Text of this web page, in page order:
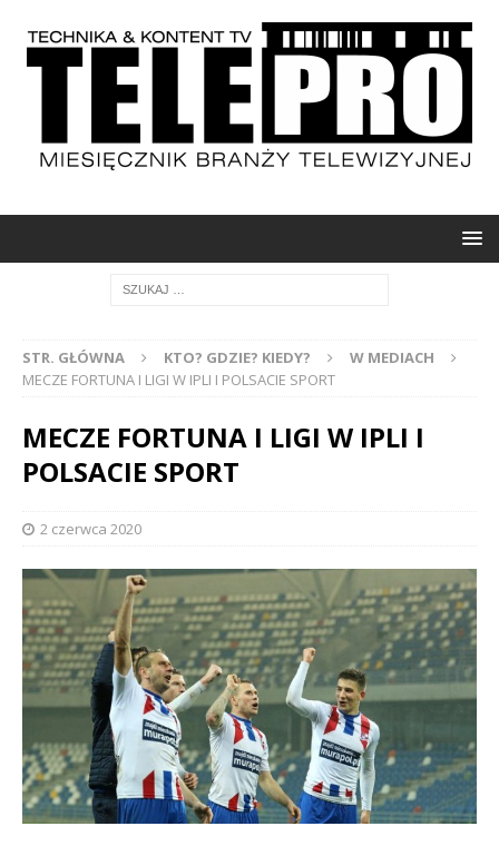
STR. GŁÓWNA KTO? GDZIE? KIEDY?
W MEDIACH
MECZE FORTUNA I LIGI W IPLI I POLSACIE SPORT
MECZE FORTUNA I LIGI W IPLI I
POLSACIE SPORT
2 czerwca 2020